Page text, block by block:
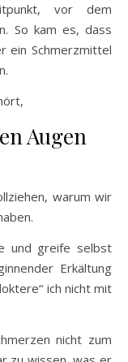
vor dem
So kam es, dass
ein Schmerzmittel
Augen
warum wir
und greife selbst
Erkältung
ich nicht mit
nicht zum